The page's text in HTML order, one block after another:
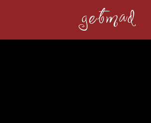
getmad